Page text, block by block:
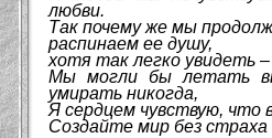
любви.
Так почему же мы
распинаем ее душу,
хотя так легко увидеть
Мы могли бы летать
умирать никогда,
Я сердцем чувствую, что
Создайте мир без страха